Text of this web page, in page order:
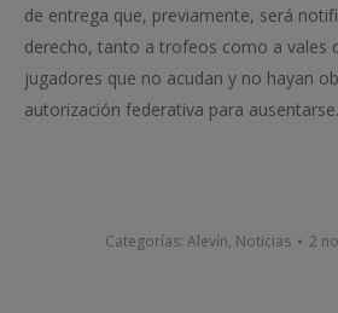
de entrega que, previamente, será
derecho, tanto a trofeos como a vales
jugadores que no acudan y no hayan
autorización federativa para ausentarse.
Categorías: Alevín, Noticias 2